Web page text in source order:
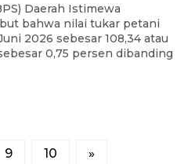
Daerah Istimewa
bahwa nilai tukar petani
2026 sebesar 108,34 atau
0,75 persen dibanding
9 10 »